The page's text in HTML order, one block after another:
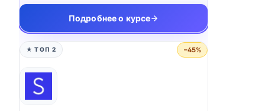
Подробнее о курсе
★ ТОП 2 −45%